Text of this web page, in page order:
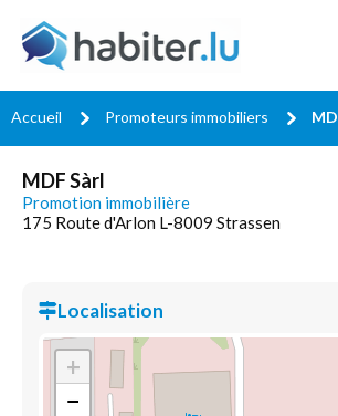
Accueil Promoteurs immobiliers
MDF Sàrl
Promotion immobilière
175 Route d'Arlon L-8009 Strassen
Localisation
+
−